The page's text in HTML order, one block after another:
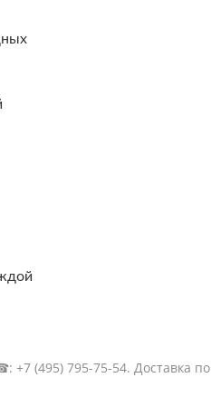
(495) 795-75-54. Доставка